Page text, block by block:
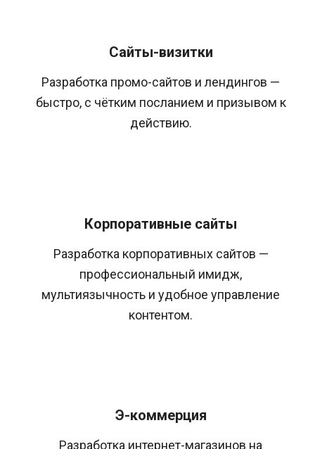
Сайты-визитки
Разработка промо-сайтов и лендингов —
быстро, с чётким посланием и призывом к
действию.
Корпоративные сайты
Разработка корпоративных сайтов —
профессиональный имидж,
мультиязычность и удобное управление
контентом.
Э-коммерция
Разработка интернет-магазинов на